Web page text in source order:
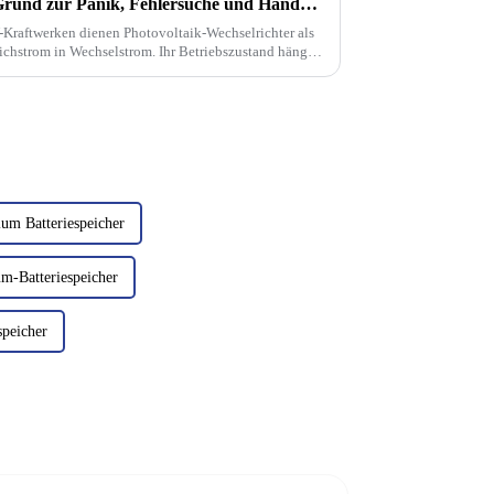
dienen Photovoltaik-Wechselrichter als
in Wechselstrom. Ihr Betriebszustand hängt
Batteriespeicher
Batteriespeicher